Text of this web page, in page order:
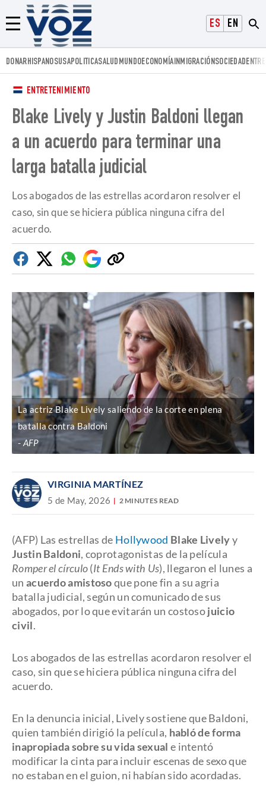
ESPAÑOLENGLISH
Menú
Voz.us
DONARHISPANOSUSAPOLITICASALUD MUNDOECONOMÍAINMIGRACIÓNSOCIEDAD
ENTRETENIMIENTO
Blake Lively y Justin Baldoni llegan
a un acuerdo para terminar una
larga batalla judicial
Los abogados de las estrellas acordaron resolver el
caso, sin que se hiciera pública ninguna cifra del
acuerdo.
FacebookTwitterWhatsapp
Google
Discover
Copiar
enlace
La actriz Blake Lively saliendo de la corte en plena
batalla contra Baldoni
AFP
VIRGINIA MARTÍNEZ
5 de May, 2026 2 MINUTES READ
(AFP) Las estrellas de Hollywood Blake Livelyy
Justin Baldoni, coprotagonistas de la película
Romper el círculo(It Ends with Us), llegaron el lunes a
un acuerdo amistosoque pone fin a su agria
batalla judicial, según un comunicado de sus
abogados, por lo que evitarán un costosojuicio
civil.
Los abogados de las estrellas acordaron resolver el
caso, sin que se hiciera pública ninguna cifra del
acuerdo.
En la denuncia inicial, Lively sostiene que Baldoni,
quien también dirigió la película, habló de forma
inapropiada sobre su vida sexual e intentó
modificar la cinta para incluir escenas de sexo que
no estaban en el guion, ni habían sido acordadas.